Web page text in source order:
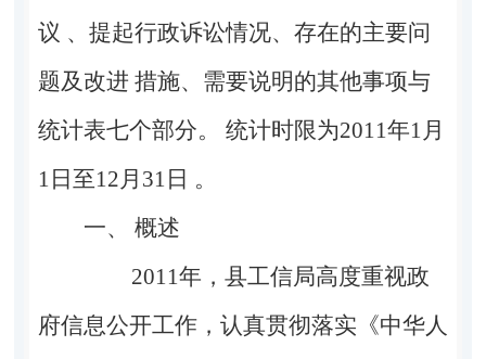
议 、提起行政诉讼情况、存在的主要问
题及改进 措施、需要说明的其他事项与
统计表七个部分。 统计时限为2011年1 月
1 日至12 月 31 日 。
一、 概述
2011年，县工信局高度重视政
府信息公开工作，认真贯彻落实《中华人